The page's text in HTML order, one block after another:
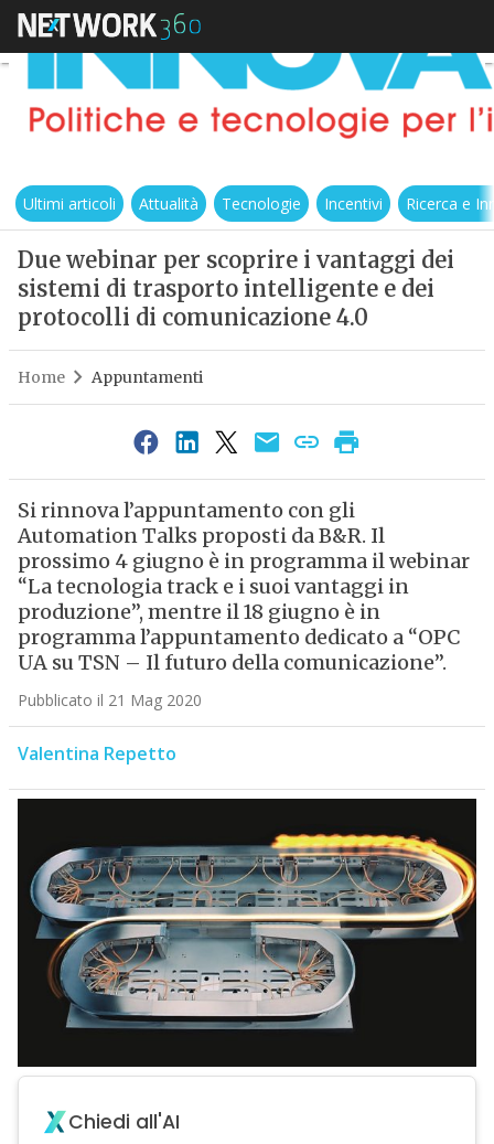
Ultimi articoli Attualità Tecnologie Incentivi Ricerca e
Due webinar per scoprire i vantaggi dei
sistemi di trasporto intelligente e dei
protocolli di comunicazione 4.0
Home Appuntamenti
Si rinnova l’appuntamento con gli
Automation Talks proposti da B&R. Il
prossimo 4 giugno è in programma il webinar
“La tecnologia track e i suoi vantaggi in
produzione”, mentre il 18 giugno è in
programma l’appuntamento dedicato a “OPC
UA su TSN – Il futuro della comunicazione”.
Pubblicato il 21 Mag 2020
Valentina Repetto
Chiedi all'AI